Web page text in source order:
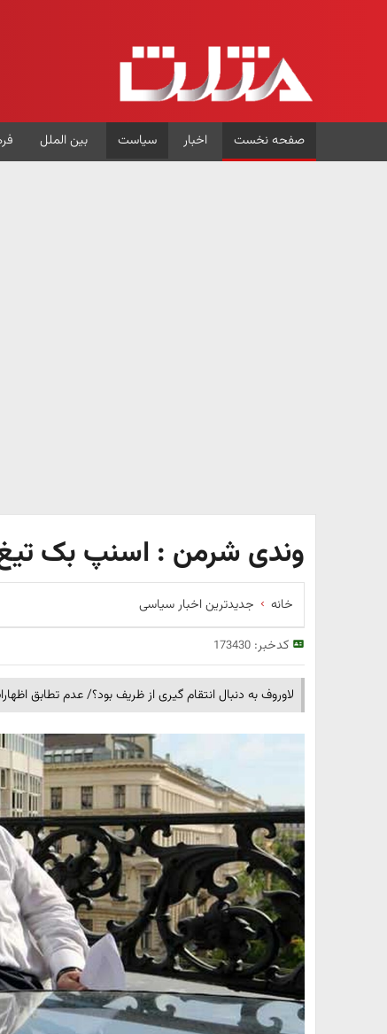
صفحه نخست اخبار سیاست بین الملل
وندی شرمن : اسنپ بک
خانه جدیدترین اخبار سیاسی
کدخبر:173430
لاوروف به دنبال انتقام گیری از ظریف بود؟/ عدم تطابق